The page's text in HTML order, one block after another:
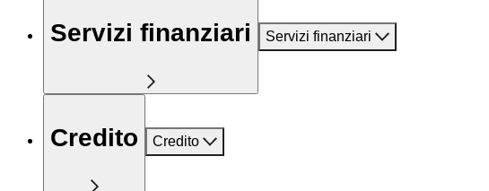
Servizi finanziari Servizi finanziari
Credito Credito